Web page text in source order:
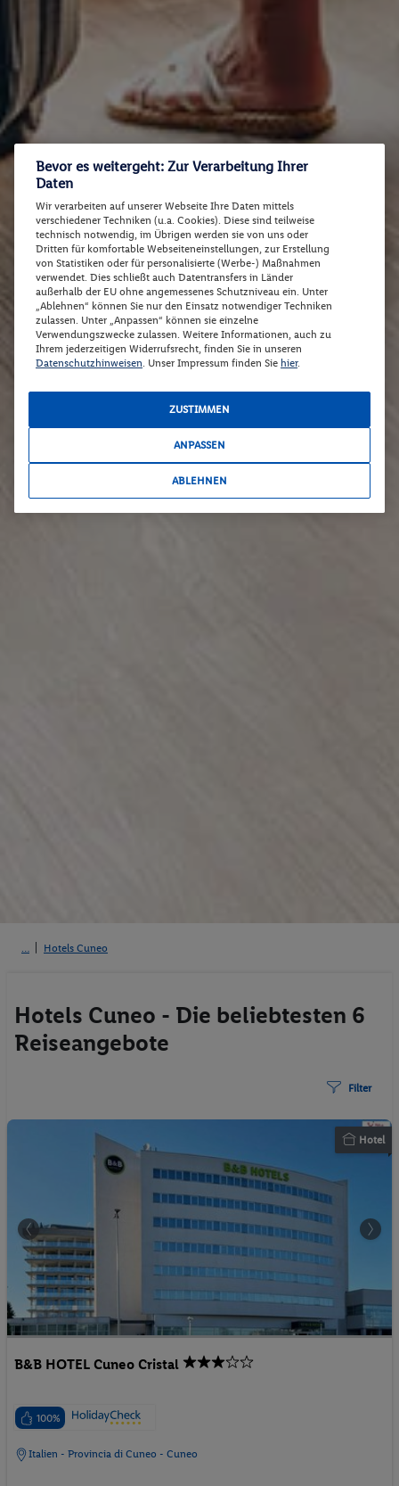
Hotels Cuneo
Hotels Cuneo - Die beliebtesten 6
Reiseangebote
Filter
Hotel
B&B HOTEL Cuneo Cristal
100%
Italien - Provincia di Cuneo - Cuneo
Bevor es weitergeht: Zur Verarbeitung Ihrer
Daten
Wir verarbeiten auf unserer Webseite Ihre Daten mittels
verschiedener Techniken (u.a. Cookies). Diese sind teilweise
technisch notwendig, im Übrigen werden sie von uns oder
Dritten für komfortable Webseiteneinstellungen, zur Erstellung
von Statistiken oder für personalisierte (Werbe-) Maßnahmen
verwendet. Dies schließt auch Datentransfers in Länder
außerhalb der EU ohne angemessenes Schutzniveau ein. Unter
„Ablehnen“ können Sie nur den Einsatz notwendiger Techniken
zulassen. Unter „Anpassen“ können sie einzelne
Verwendungszwecke zulassen. Weitere Informationen, auch zu
Ihrem jederzeitigen Widerrufsrecht, finden Sie in unseren
Datenschutzhinweisen. Unser Impressum finden Sie hier.
ZUSTIMMEN
ANPASSEN
ABLEHNEN